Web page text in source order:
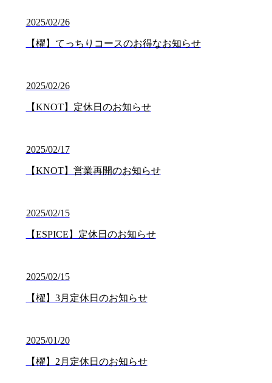
2025/02/26
【櫂】てっちりコースのお得なお知らせ
2025/02/26
【KNOT】定休日のお知らせ
2025/02/17
【KNOT】営業再開のお知らせ
2025/02/15
【ESPICE】定休日のお知らせ
2025/02/15
【櫂】3月定休日のお知らせ
2025/01/20
【櫂】2月定休日のお知らせ